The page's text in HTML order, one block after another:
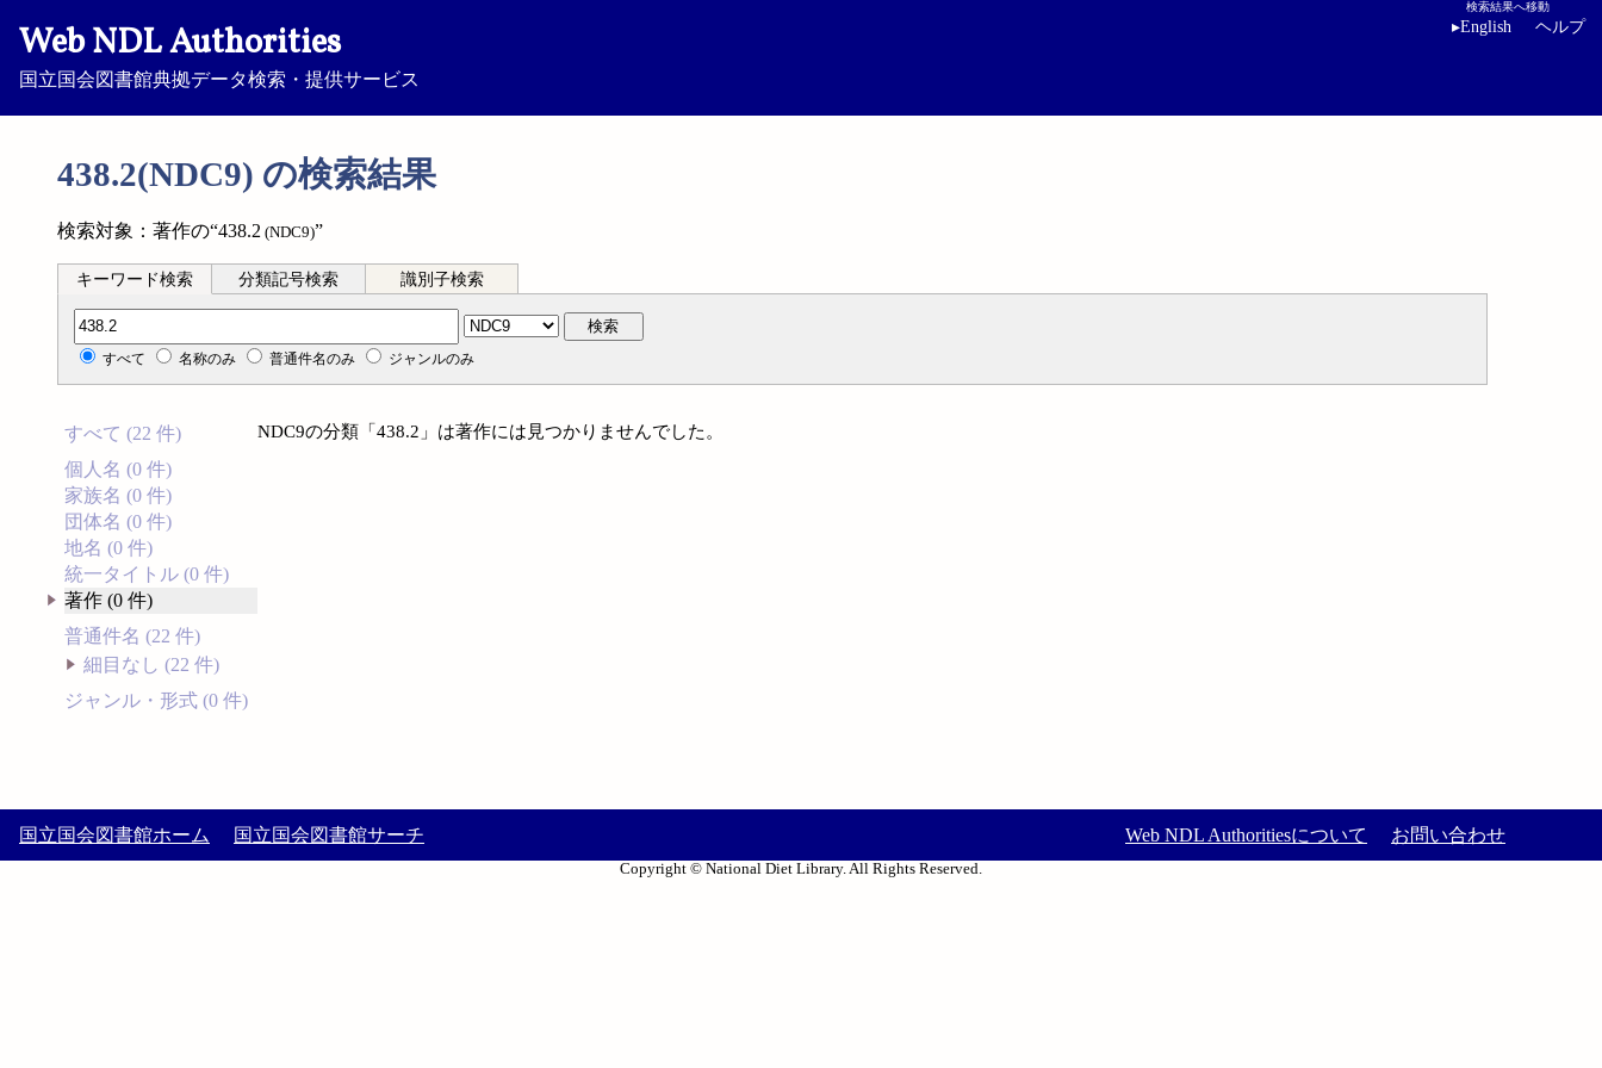
Web NDL Authorities
国立国会図書館典拠データ検索・提供サービス
検索結果へ移動
▸English ヘルプ
438.2(NDC9) の検索結果
検索対象：著作の“438.2 (NDC9)”
キーワード検索 分類記号検索 識別子検索
分類記号検索 検索
すべて 名称のみ 普通件名のみ ジャンルのみ
すべて (22 件)
個人名 (0 件)
家族名 (0 件)
団体名 (0 件)
地名 (0 件)
統一タイトル (0 件)
著作 (0 件)
普通件名 (22 件)
細目なし (22 件)
ジャンル・形式 (0 件)
NDC9の分類「438.2」は著作には見つかりませんでした。
国立国会図書館ホーム 国立国会図書館サーチ Web NDL Authoritiesについて お問い合わせ
Copyright © National Diet Library. All Rights Reserved.